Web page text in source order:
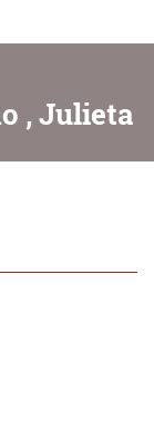
, Julieta